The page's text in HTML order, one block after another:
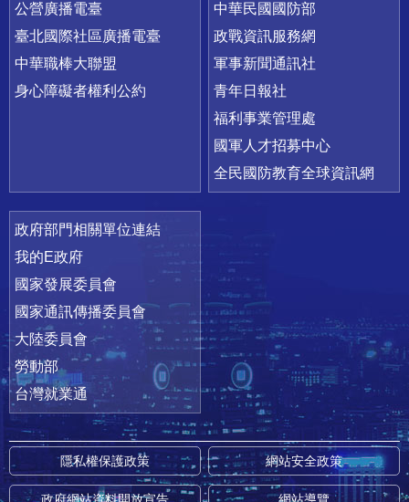
公營廣播電臺
臺北國際社區廣播電臺
中華職棒大聯盟
身心障礙者權利公約
中華民國國防部
政戰資訊服務網
軍事新聞通訊社
青年日報社
福利事業管理處
國軍人才招募中心
全民國防教育全球資訊網
政府部門相關單位連結
我的E政府
國家發展委員會
國家通訊傳播委員會
大陸委員會
勞動部
台灣就業通
隱私權保護政策 網站安全政策